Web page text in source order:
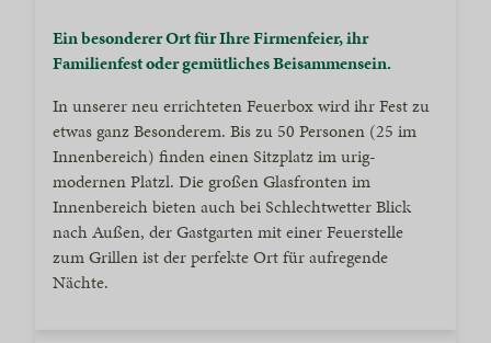
Ein besonderer Ort für Ihre Firmenfeier, ihr
Familienfest oder gemütliches Beisammensein.
In unserer neu errichteten Feuerbox wird ihr Fest zu
etwas ganz Besonderem. Bis zu 50 Personen (25 im
Innenbereich) finden einen Sitzplatz im urig-
modernen Platzl. Die großen Glasfronten im
Innenbereich bieten auch bei Schlechtwetter Blick
nach Außen, der Gastgarten mit einer Feuerstelle
zum Grillen ist der perfekte Ort für aufregende
Nächte.